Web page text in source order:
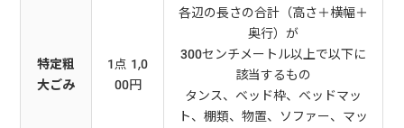
特定粗
大ごみ
1点 1,0
00円
各辺の長さの合計（高さ＋横幅＋
奥行）が
300センチメートル以上で以下に
該当するもの
タンス、ベッド枠、ベッドマッ
ト、棚類、物置、ソファー、マッ